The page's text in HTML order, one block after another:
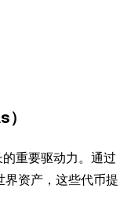
重要驱动力。通过
资产，这些代币提